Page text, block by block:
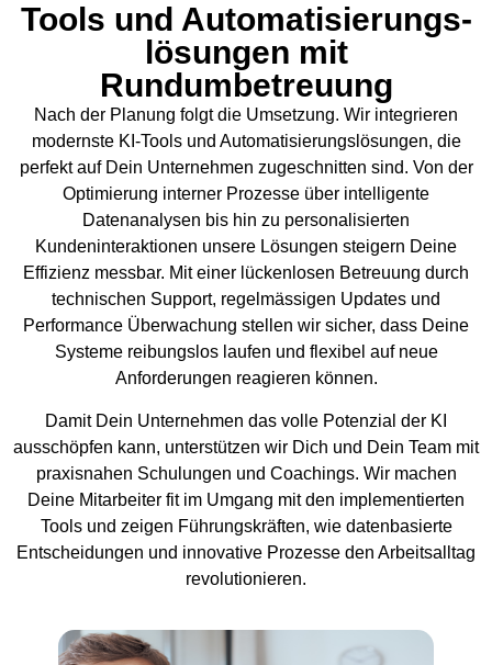
Tools und Automatisierungs-
lösungen mit
Rundumbetreuung
Nach der Planung folgt die Umsetzung. Wir integrieren
modernste KI-Tools und Automatisierungslösungen, die
perfekt auf Dein Unternehmen zugeschnitten sind. Von der
Optimierung interner Prozesse über intelligente
Datenanalysen bis hin zu personalisierten
Kundeninteraktionen unsere Lösungen steigern Deine
Effizienz messbar. Mit einer lückenlosen Betreuung durch
technischen Support, regelmässigen Updates und
Performance Überwachung stellen wir sicher, dass Deine
Systeme reibungslos laufen und flexibel auf neue
Anforderungen reagieren können.
Damit Dein Unternehmen das volle Potenzial der KI
ausschöpfen kann, unterstützen wir Dich und Dein Team mit
praxisnahen Schulungen und Coachings. Wir machen
Deine Mitarbeiter fit im Umgang mit den implementierten
Tools und zeigen Führungskräften, wie datenbasierte
Entscheidungen und innovative Prozesse den Arbeitsalltag
revolutionieren.